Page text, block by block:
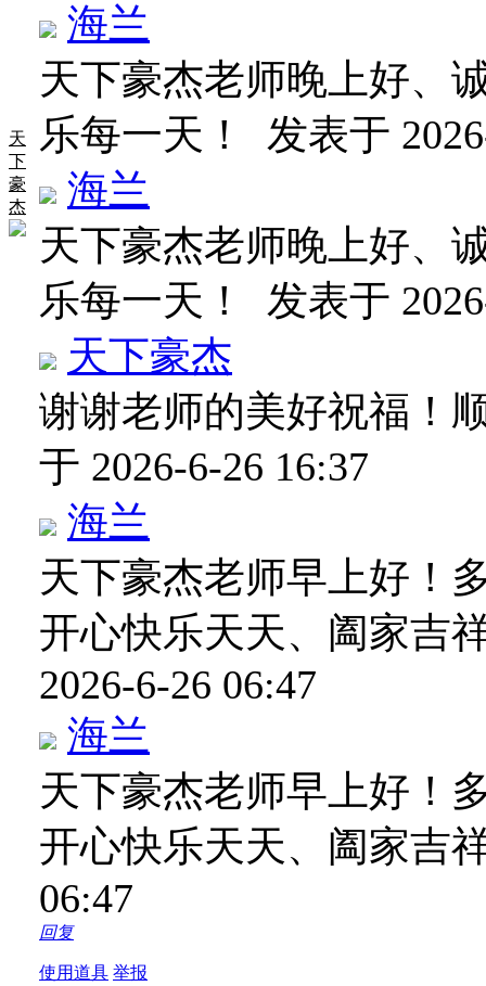
天
下
豪
杰
海兰
天下豪杰老师晚上好、
乐每一天！ 发表于
海兰
天下豪杰老师晚上好、
乐每一天！ 发表于
天下豪杰
谢谢老师的美好祝福！
于 2026-6-26 16:37
海兰
天下豪杰老师早上好！
开心快乐天天、阖家吉
2026-6-26 06:47
海兰
天下豪杰老师早上好！
开心快乐天天、阖家吉
06:47
回复
使用道具 举报